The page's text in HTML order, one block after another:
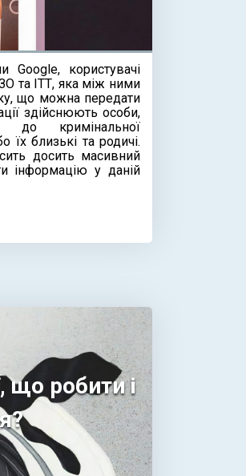
Google, користувачі
та ІТТ, яка між ними
що можна передати
здійснюють особи,
до кримінальної
їх близькі та родичі.
досить масивний
інформацію у даній
що робити і